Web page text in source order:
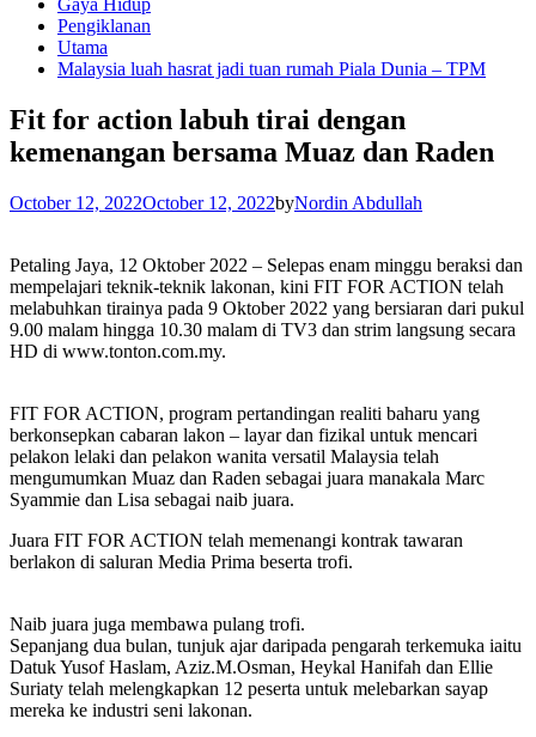
Pengiklanan
Utama
Malaysia luah hasrat jadi tuan rumah Piala Dunia – TPM
Fit for action labuh tirai dengan
kemenangan bersama Muaz dan Raden
October 12, 2022October 12, 2022byNordin Abdullah
Petaling Jaya, 12 Oktober 2022 – Selepas enam minggu beraksi dan
mempelajari teknik-teknik lakonan, kini FIT FOR ACTION telah
melabuhkan tirainya pada 9 Oktober 2022 yang bersiaran dari pukul
9.00 malam hingga 10.30 malam di TV3 dan strim langsung secara
HD di www.tonton.com.my.
FIT FOR ACTION, program pertandingan realiti baharu yang
berkonsepkan cabaran lakon – layar dan fizikal untuk mencari
pelakon lelaki dan pelakon wanita versatil Malaysia telah
mengumumkan Muaz dan Raden sebagai juara manakala Marc
Syammie dan Lisa sebagai naib juara.
Juara FIT FOR ACTION telah memenangi kontrak tawaran
berlakon di saluran Media Prima beserta trofi.
Naib juara juga membawa pulang trofi.
Sepanjang dua bulan, tunjuk ajar daripada pengarah terkemuka iaitu
Datuk Yusof Haslam, Aziz.M.Osman, Heykal Hanifah dan Ellie
Suriaty telah melengkapkan 12 peserta untuk melebarkan sayap
mereka ke industri seni lakonan.